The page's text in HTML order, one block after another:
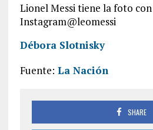
Lionel Messi tiene la foto
Instagram@leomessi
Débora Slotnisky
Fuente: La Nación
SHARE